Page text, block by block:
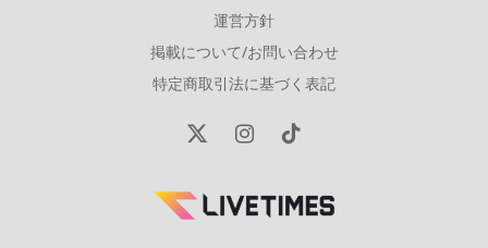
運営方針
掲載について/お問い合わせ
特定商取引法に基づく表記
X
InstagramTikTok